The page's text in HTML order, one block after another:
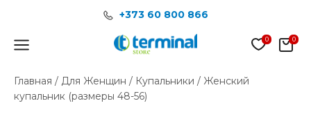
содержимому
+373 60 800 866
Main
Главная / Для Женщин / Купальники / Женский
купальник (размеры 48-56)